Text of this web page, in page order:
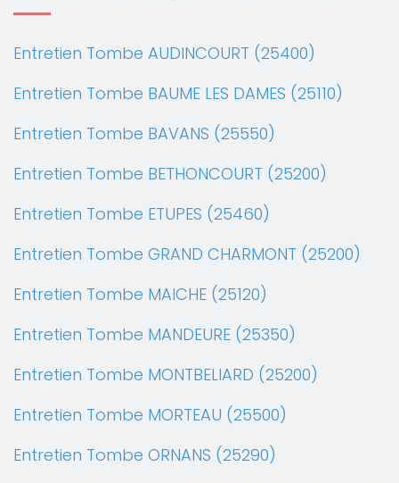
Entretien Tombe AUDINCOURT (25400)
Entretien Tombe BAUME LES DAMES (25110)
Entretien Tombe BAVANS (25550)
Entretien Tombe BETHONCOURT (25200)
Entretien Tombe ETUPES (25460)
Entretien Tombe GRAND CHARMONT (25200)
Entretien Tombe MAICHE (25120)
Entretien Tombe MANDEURE (25350)
Entretien Tombe MONTBELIARD (25200)
Entretien Tombe MORTEAU (25500)
Entretien Tombe ORNANS (25290)